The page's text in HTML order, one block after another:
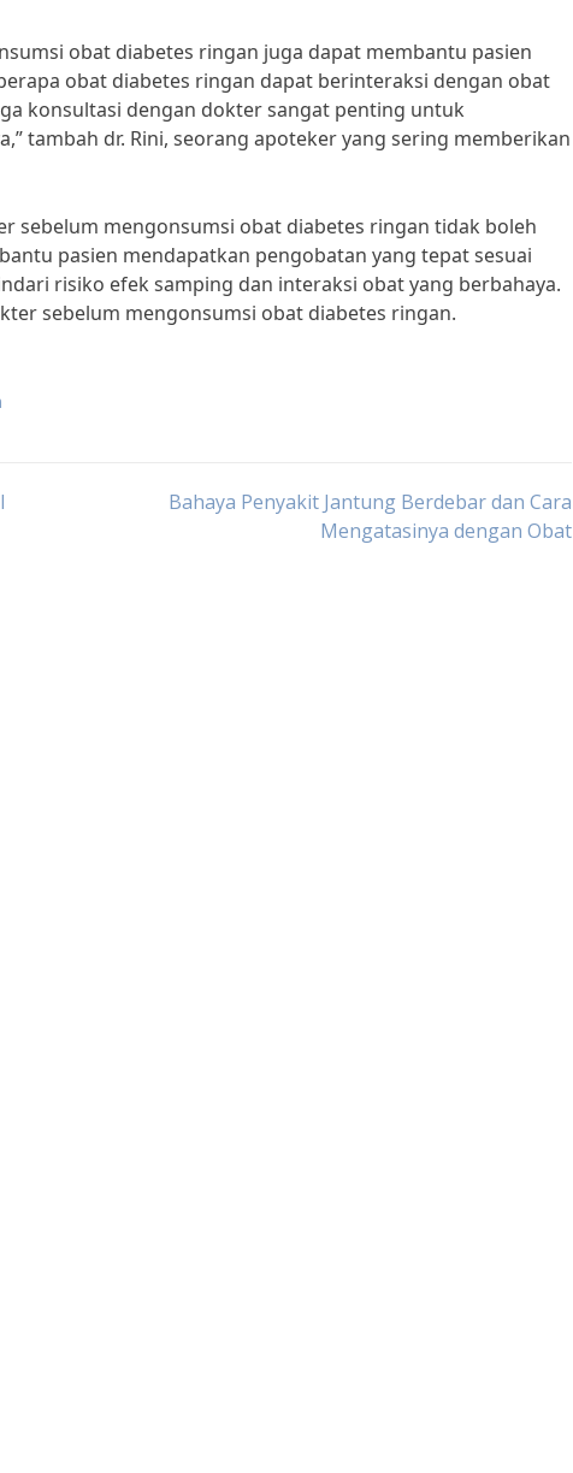
obat diabetes ringan juga dapat membantu pasien
obat diabetes ringan dapat berinteraksi dengan obat
konsultasi dengan dokter sangat penting untuk
tambah dr. Rini, seorang apoteker yang sering memberikan
sebelum mengonsumsi obat diabetes ringan tidak boleh
pasien mendapatkan pengobatan yang tepat sesuai
risiko efek samping dan interaksi obat yang berbahaya.
sebelum mengonsumsi obat diabetes ringan.
Bahaya Penyakit Jantung Berdebar dan Cara
Mengatasinya dengan Obat